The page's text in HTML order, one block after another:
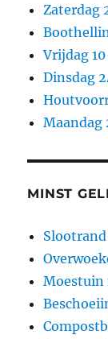
Zaterdag
Vrijdag
Dinsdag
Maandag
MINST
Moestuin